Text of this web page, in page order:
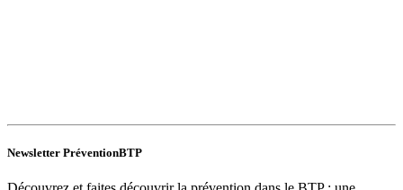
Newsletter PréventionBTP